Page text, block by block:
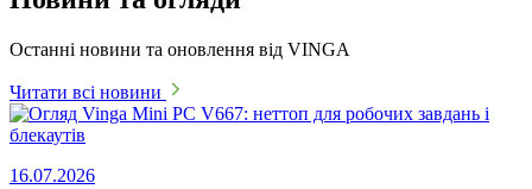
Останні новини та оновлення від VINGA
Читати всі новини
16.07.2026